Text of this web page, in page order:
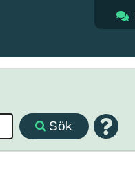
Sök